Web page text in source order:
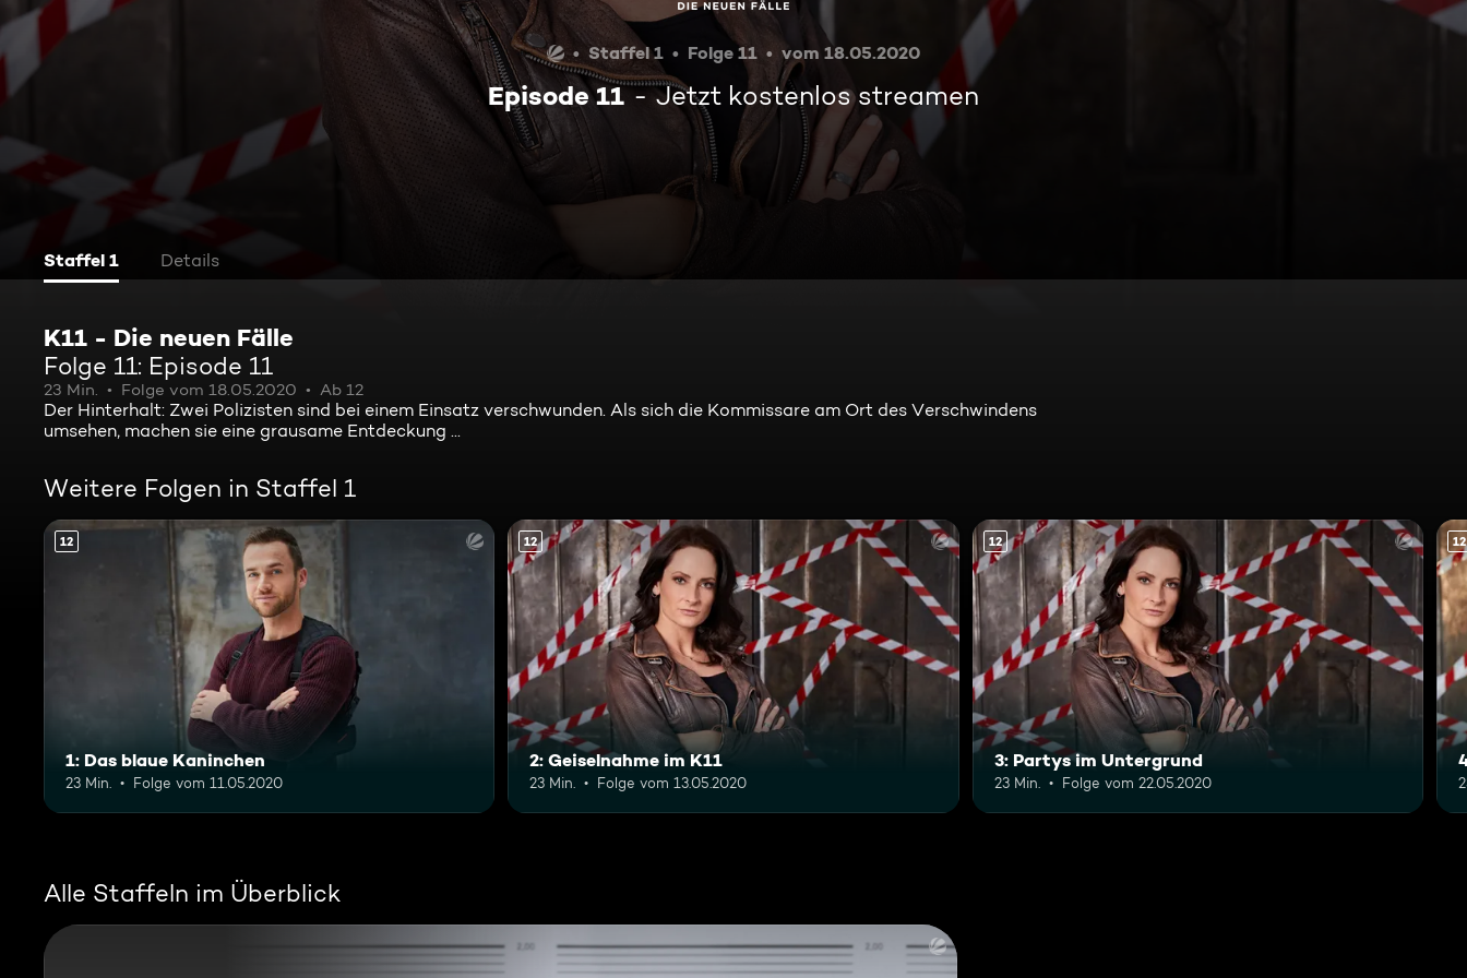
Staffel 1 Folge 11 vom 18.05.2020
Episode 11 Jetzt kostenlos streamen
Staffel 1 Details
K11 - Die neuen Fälle
Folge 11: Episode 11
23 Min. Folge vom 18.05.2020 Ab 12
Der Hinterhalt: Zwei Polizisten sind bei einem Einsatz verschwunden. Als sich die Kommissare am Ort des Verschwindens
umsehen, machen sie eine grausame Entdeckung ...
Weitere Folgen in Staffel 1
12
1: Das blaue Kaninchen
23 Min. Folge vom 11.05.2020
12
2: Geiselnahme im K11
23 Min. Folge vom 13.05.2020
12
3: Partys im Untergrund
23 Min. Folge vom 22.05.2020
12
Alle Staffeln im Überblick